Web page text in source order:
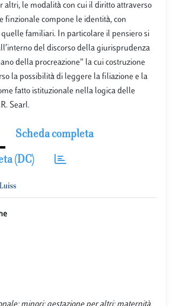
altri, le modalità con cui il diritto attraverso
finzionale compone le identità, con
familiari. In particolare il pensiero si
del discorso della giurisprudenza
della procreazione” la cui costruzione
la possibilità di leggere la filiazione e la
fatto istituzionale nella logica delle
Searl.
Scheda completa
(DC)